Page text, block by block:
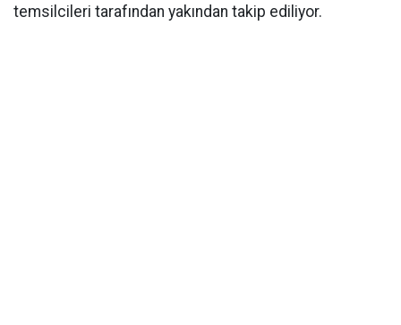
temsilcileri tarafından yakından takip ediliyor.